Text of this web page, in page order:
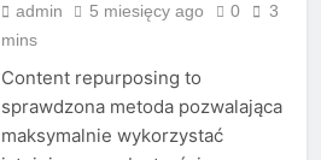
admin 5 miesięcy ago 0
3
mins
Content repurposing to
sprawdzona metoda pozwalająca
maksymalnie wykorzystać